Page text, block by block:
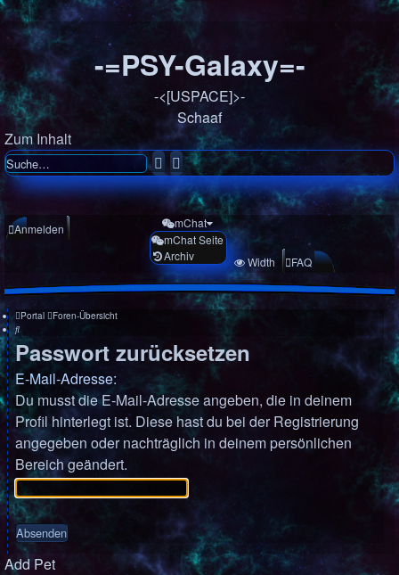
-=PSY-Galaxy=-
-<[USPACE]>-
Schaaf
Zum Inhalt
Suche
Erweiterte
Suche
Anmelden
mChat
mChat Seite
Archiv
Width FAQ
Portal
Foren-Übersicht
Suche
Passwort zurücksetzen
E-Mail-Adresse:
Du musst die E-Mail-Adresse angeben, die in deinem
Profil hinterlegt ist. Diese hast du bei der Registrierung
angegeben oder nachträglich in deinem persönlichen
Bereich geändert.
Add Pet